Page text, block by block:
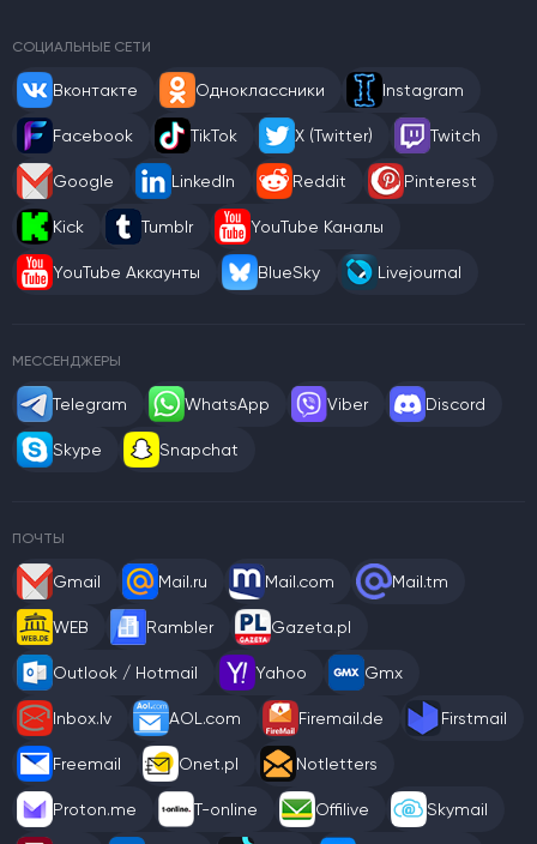
СОЦИАЛЬНЫЕ СЕТИ
Вконтакте Одноклассники Instagram
Facebook TikTok X (Twitter) Twitch
Google LinkedIn Reddit Pinterest
Kick Tumblr YouTube Каналы
YouTube Аккаунты BlueSky Livejournal
МЕССЕНДЖЕРЫ
Telegram WhatsApp Viber Discord
Skype Snapchat
ПОЧТЫ
Gmail Mail.ru Mail.com Mail.tm
WEB Rambler Gazeta.pl
Outlook / Hotmail Yahoo Gmx
Inbox.lv AOL.com Firemail.de Firstmail
Freemail Onet.pl Notletters
Proton.me T-online Offilive Skymail